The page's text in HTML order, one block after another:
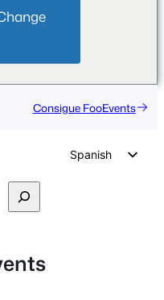
Consigue FooEvents
Spanish